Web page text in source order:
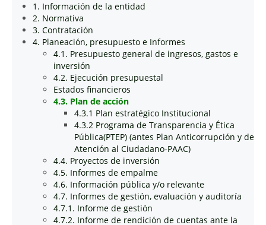
1. Información de la entidad
2. Normativa
3. Contratación
4. Planeación, presupuesto e Informes
4.1. Presupuesto general de ingresos, gastos e
inversión
4.2. Ejecución presupuestal
Estados financieros
4.3. Plan de acción
4.3.1 Plan estratégico Institucional
4.3.2 Programa de Transparencia y Ética
Pública(PTEP) (antes Plan Anticorrupción y de
Atención al Ciudadano-PAAC)
4.4. Proyectos de inversión
4.5. Informes de empalme
4.6. Información pública y/o relevante
4.7. Informes de gestión, evaluación y auditoría
4.7.1. Informe de gestión
4.7.2. Informe de rendición de cuentas ante la